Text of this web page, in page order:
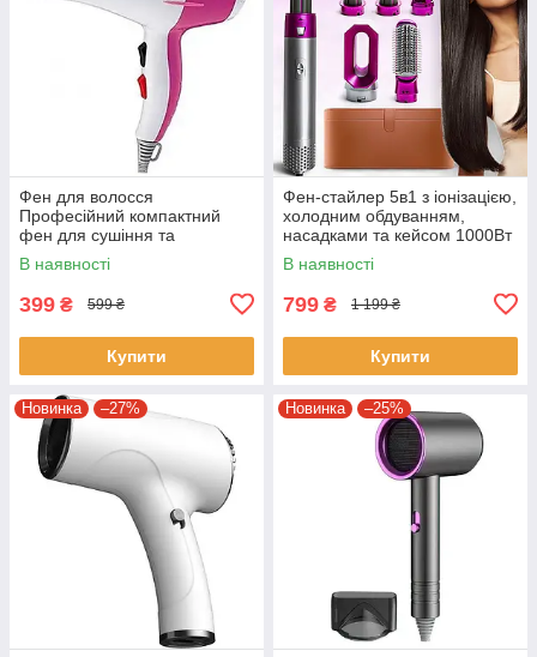
Фен для волосся
Професійний компактний
фен для сушіння та
укладання Gemei GM-1702
В наявності
399 ₴ 599 ₴
Купити
Фен-стайлер 5в1 з іонізацією,
холодним обдуванням,
насадками та кейсом 1000Вт
В наявності
799 ₴ 1 199 ₴
Купити
Новинка –27% Новинка –25%